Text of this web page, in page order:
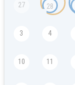
27 28
3 4
10 11